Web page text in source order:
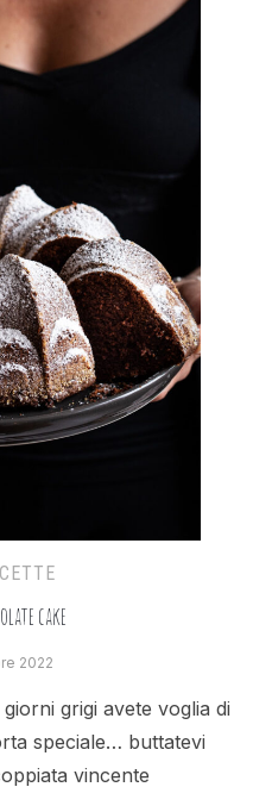
cake
2022
grigi avete voglia di
speciale… buttatevi
vincente